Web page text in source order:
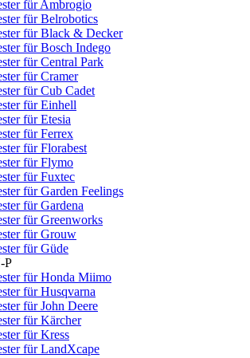
für Ambrogio
für Belrobotics
für Black & Decker
für Bosch Indego
für Central Park
für Cramer
für Cub Cadet
für Einhell
für Etesia
für Ferrex
für Florabest
für Flymo
für Fuxtec
für Garden Feelings
für Gardena
für Greenworks
für Grouw
für Güde
P
für Honda Miimo
für Husqvarna
für John Deere
für Kärcher
für Kress
für LandXcape